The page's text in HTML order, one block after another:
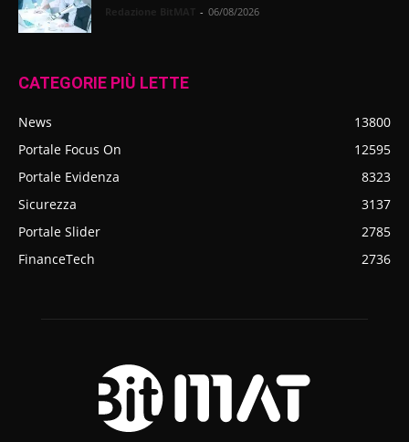
- 06/08/2026
CATEGORIE PIÙ LETTE
News
13800
Portale Focus On
12595
Portale Evidenza
8323
Sicurezza
3137
Portale Slider
2785
FinanceTech
2736